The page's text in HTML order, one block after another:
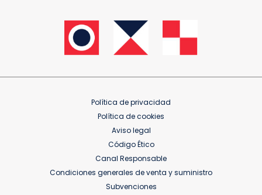
Política de privacidad
Política de cookies
Aviso legal
Código Ético
Canal Responsable
Condiciones generales de venta y suministro
Subvenciones